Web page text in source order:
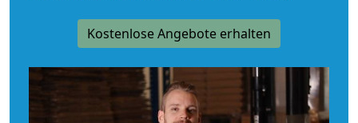
Kostenlose Angebote erhalten